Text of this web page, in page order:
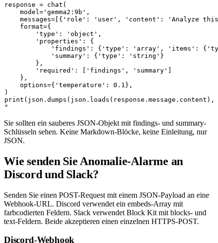
response = chat(
    model='gemma2:9b',
messages=[{'role': 'user', 'content': 'Analyze
    format={
        'type': 'object',
        'properties': {
'findings': {'type': 'array', 'items':
            'summary': {'type': 'string'}
        },
        'required': ['findings', 'summary']
    },
    options={'temperature': 0.1},
)
"
Sie sollten ein sauberes JSON-Objekt mit findings- und summary-
Schlüsseln sehen. Keine Markdown-Blöcke, keine Einleitung, nur
JSON.
Wie senden Sie Anomalie-Alarme an
Discord und Slack?
Senden Sie einen POST-Request mit einem JSON-Payload an eine
Webhook-URL. Discord verwendet ein embeds-Array mit
farbcodierten Feldern. Slack verwendet Block Kit mit blocks- und
text-Feldern. Beide akzeptieren einen einzelnen HTTPS-POST.
Discord-Webhook